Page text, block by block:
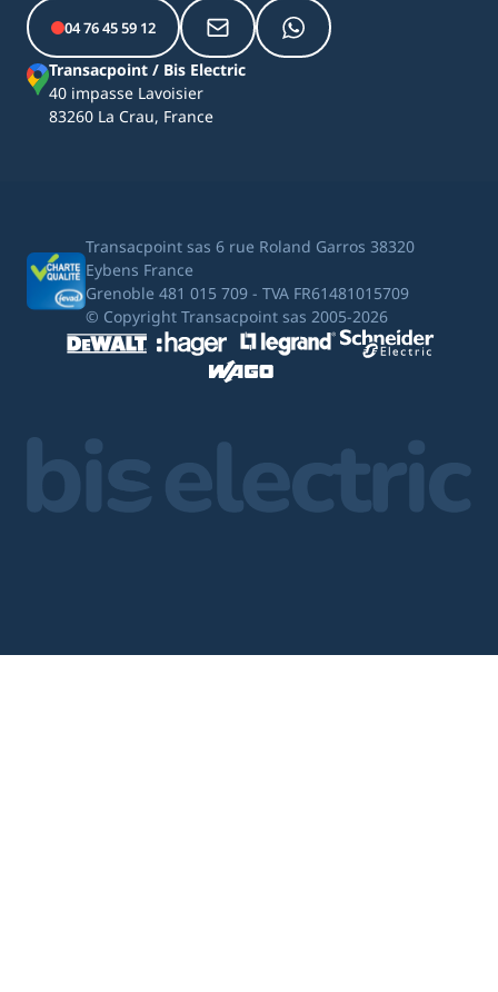
04 76 45 59 12
Transacpoint / Bis Electric
40 impasse Lavoisier
83260 La Crau, France
Transacpoint sas 6 rue Roland Garros 38320
Eybens France
Grenoble 481 015 709 - TVA FR61481015709
© Copyright Transacpoint sas 2005-2026